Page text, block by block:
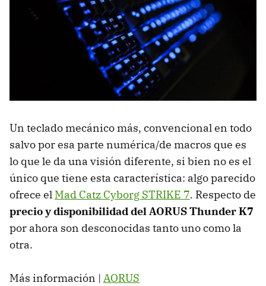
Un teclado mecánico más, convencional en todo
salvo por esa parte numérica/de macros que es
lo que le da una visión diferente, si bien no es el
único que tiene esta característica: algo parecido
ofrece el Mad Catz Cyborg STRIKE 7. Respecto de
precio y disponibilidad del AORUS Thunder K7
por ahora son desconocidas tanto uno como la
otra.
Más información | AORUS